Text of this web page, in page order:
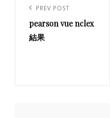
シ
Previous
Post
PREV POST
pearson vue nclex
結果